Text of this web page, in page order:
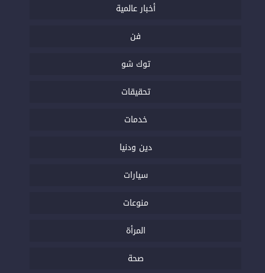
أخبار عالمية
فن
توك شو
تحقيقات
خدمات
دين ودنيا
سيارات
منوعات
المرأة
صحة